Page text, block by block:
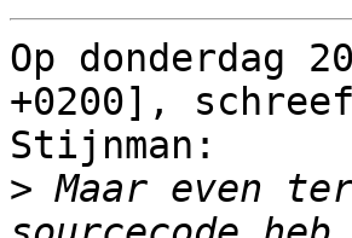
Op donderdag
+0200],
Stijnman:
> Maar even